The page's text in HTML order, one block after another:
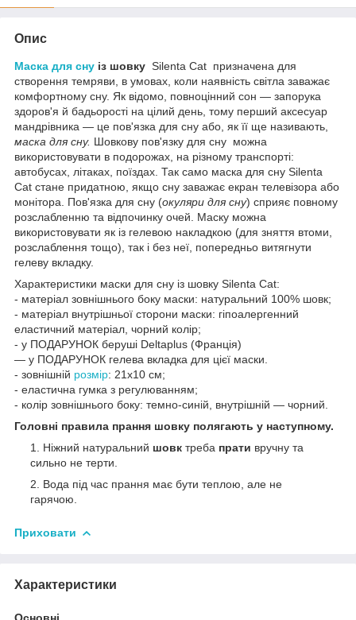
Опис
Маска для сну із шовку Silenta Cat призначена для
створення темряви, в умовах, коли наявність світла заважає
комфортному сну. Як відомо, повноцінний сон — запорука
здоров'я й бадьорості на цілий день, тому перший аксесуар
мандрівника — це пов'язка для сну або, як її ще називають,
маска для сну. Шовкову пов'язку для сну можна
використовувати в подорожах, на різному транспорті:
автобусах, літаках, поїздах. Так само маска для сну Silenta
Cat стане придатною, якщо сну заважає екран телевізора або
монітора. Пов'язка для сну (окуляри для сну) сприяє повному
розслабленню та відпочинку очей. Маску можна
використовувати як із гелевою накладкою (для зняття втоми,
розслаблення тощо), так і без неї, попередньо витягнути
гелеву вкладку.
Характеристики маски для сну із шовку Silenta Cat:
- матеріал зовнішнього боку маски: натуральний 100% шовк;
- матеріал внутрішньої сторони маски: гіпоалергенний
еластичний матеріал, чорний колір;
- у ПОДАРУНОК беруші Deltaplus (Франція)
— у ПОДАРУНОК гелева вкладка для цієї маски.
- зовнішній розмір: 21x10 см;
- еластична гумка з регулюванням;
- колір зовнішнього боку: темно-синій, внутрішній — чорний.
Головні правила прання шовку полягають у наступному.
Ніжний натуральний шовк треба прати вручну та
сильно не терти.
Вода під час прання має бути теплою, але не
гарячою.
Приховати
Характеристики
Основні